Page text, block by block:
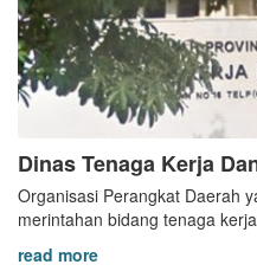
Dinas Tenaga Kerja
Organisasi Perangkat Daerah
merintahan bidang tenaga
read more